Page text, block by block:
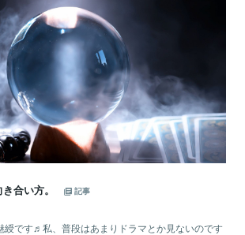
合い方。
記事
です♬私、普段はあまりドラマとか見ないのです